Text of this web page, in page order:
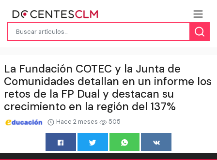
La Fundación COTEC y la Junta de
Comunidades detallan en un informe los
retos de la FP Dual y destacan su
crecimiento en la región del 137%
Hace 2 meses 505